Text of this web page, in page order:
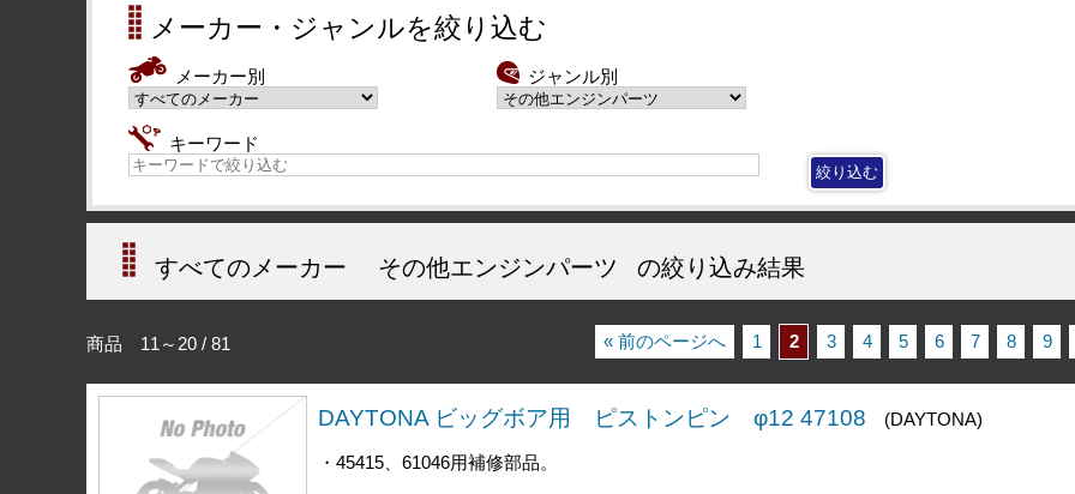
メーカー・ジャンルを絞り込む
メーカー別 ジャンル別
キーワード
すべてのメーカー その他エンジンパーツ の絞り込み結果
商品 11～20 / 81 « 前のページへ 1 2 3 4 5 6 7 8 9
DAYTONA ビッグボア用 ピストンピン φ12 47108 (DAYTONA)
・45415、61046用補修部品。